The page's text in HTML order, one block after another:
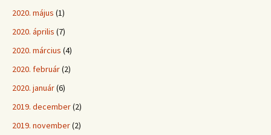
2020. május (1)
2020. április (7)
2020. március (4)
2020. február(2)
2020. január(6)
2019. december(2)
2019. november(2)